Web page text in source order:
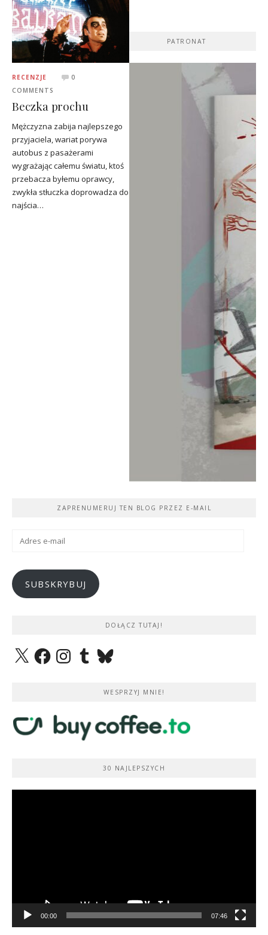
RECENZJE
0
COMMENTS
Beczka prochu
Mężczyzna zabija najlepszego
przyjaciela, wariat porywa
autobus z pasażerami
wygrażając całemu światu, ktoś
przebacza byłemu oprawcy,
zwykła stłuczka doprowadza do
najścia…
PATRONAT
ZAPRENUMERUJ TEN BLOG PRZEZ E-MAIL
Adres
SUBSKRYBUJ
DOŁĄCZ TUTAJ!
X FacebookInstagramTumblrBluesky
WESPRZYJ MNIE!
30 NAJLEPSZYCH
00:00 07:46